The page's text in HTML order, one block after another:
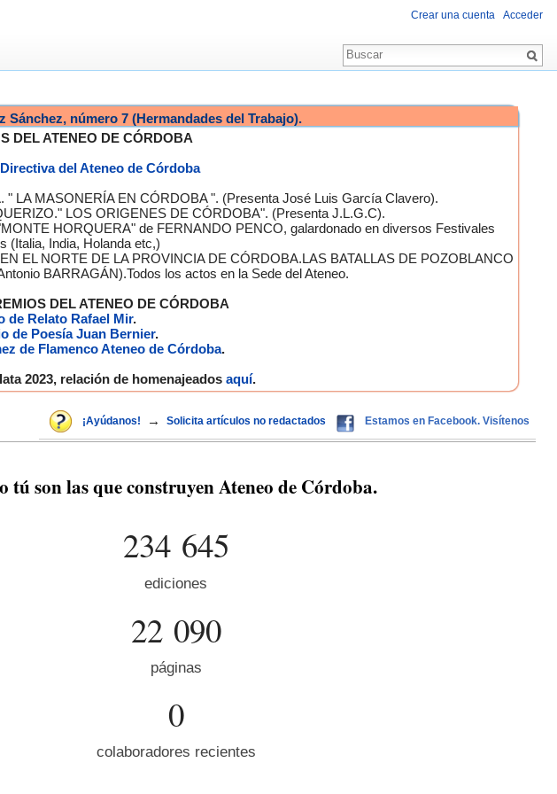
número 7 (Hermandades del Trabajo).
DEL ATENEO DE CÓRDOBA
del Ateneo de Córdoba
LA MASONERÍA EN CÓRDOBA ". (Presenta José Luis García Clavero).
LOS ORIGENES DE CÓRDOBA". (Presenta J.L.G.C).
HORQUERA" de FERNANDO PENCO, galardonado en diversos Festivales
(Italia, India, Holanda etc,)
EL NORTE DE LA PROVINCIA DE CÓRDOBA.LAS BATALLAS DE POZOBLANCO
BARRAGÁN).Todos los actos en la Sede del Ateneo.
DEL ATENEO DE CÓRDOBA
de Relato Rafael Mir.
de Poesía Juan Bernier.
de Flamenco Ateneo de Córdoba.
2023, relación de homenajeados aquí.
¡Ayúdanos! → Solicita artículos no redactados Estamos en Facebook. Visítenos
tú son las que construyen Ateneo de Córdoba.
234 645
ediciones
22 090
páginas
0
colaboradores recientes
Crear una cuenta Acceder